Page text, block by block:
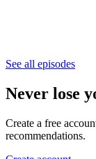
See all episodes
Never lose
Create a free
recommendations.